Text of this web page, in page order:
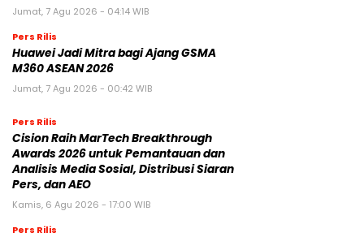
Jumat, 7 Agu 2026 - 04:14 WIB
Pers Rilis
Huawei Jadi Mitra bagi Ajang GSMA
M360 ASEAN 2026
Jumat, 7 Agu 2026 - 00:42 WIB
Pers Rilis
Cision Raih MarTech Breakthrough
Awards 2026 untuk Pemantauan dan
Analisis Media Sosial, Distribusi Siaran
Pers, dan AEO
Kamis, 6 Agu 2026 - 17:00 WIB
Pers Rilis